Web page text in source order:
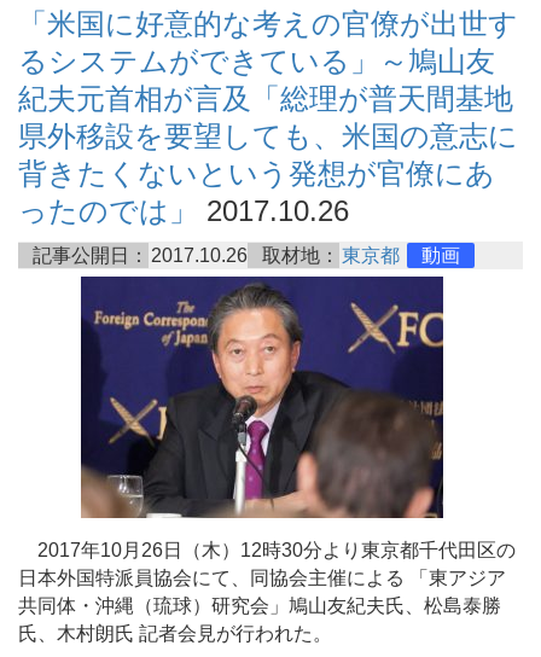
「米国に好意的な考えの官僚が出世す
るシステムができている」～鳩山友
紀夫元首相が言及「総理が普天間基地
県外移設を要望しても、米国の意志に
背きたくないという発想が官僚にあ
ったのでは」
2017.10.26
記事公開日： 2017.10.26 取材地： 東京都 動画
2017年10月26日（木）12時30分より東京都千代田区の
日本外国特派員協会にて、同協会主催による 「東アジア
共同体・沖縄（琉球）研究会」鳩山友紀夫氏、松島泰勝
氏、木村朗氏 記者会見が行われた。